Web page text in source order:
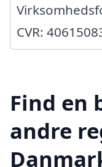
CVR:
Find en
andre